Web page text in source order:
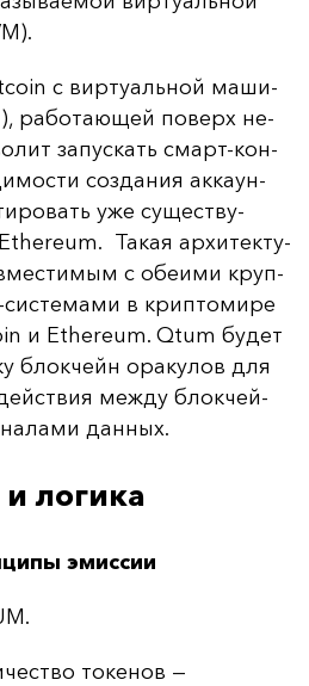
с вир­ту­аль­ной ма­ши­
ра­бо­та­ющей по­верх не­
за­пус­кать смарт-кон­
соз­да­ния ак­ка­ун­
уже су­щес­тву­
Та­кая ар­хи­тек­ту­
с обе­ими круп­
в крип­то­ми­ре
и Ethereum. Qtum бу­дет
блок­чейн ора­ку­лов для
меж­ду блок­чей­
дан­ных.
логика
эмиссии
то­ке­нов —